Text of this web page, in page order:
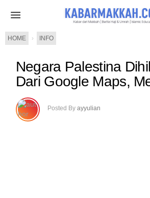
HOME › INFO
Negara Palestina
Dari Google Maps,
Posted By ayyulian